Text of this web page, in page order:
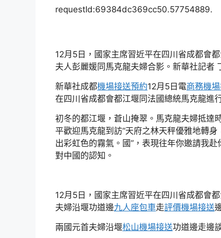
requestId:69384dc369cc50.57754889.
12月5日，國家主席習近平在四川省成都會
夫人彭麗媛同馬克龍夫婦合影。新華社記者
新華社成都機場接送預約12月5日電商務機
在四川省成都會都江堰同法國總統馬克龍進
初冬的都江堰，蒼山掩翠。馬克龍夫婦抵達
平歡迎馬克龍到訪“天府之林天秤優雅地轉
出彩虹色的霧氣。國”，表現往年你邀請我
對中國的認知。
12月5日，國家主席習近平在四川省成都會
夫婦沿堰功道邊九人座包車走評價機場接送
兩國元首夫婦沿堰松山機場接送功道邊走邊